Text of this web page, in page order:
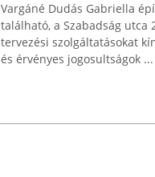
Vargáné Dudás Gabriella
található, a Szabadság utca
tervezési szolgáltatásokat
és érvényes jogosultságok ...